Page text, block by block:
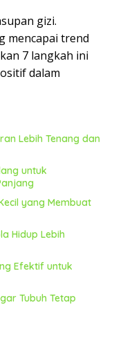
gizi.
mencapai trend
7 langkah ini
dalam
Lebih Tenang dan
untuk
yang Membuat
Hidup Lebih
Efektif untuk
Tubuh Tetap